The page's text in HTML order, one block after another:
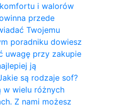
i walorów
przede
Twojemu
poradniku dowiesz
uwagę przy zakupie
ją
są rodzaje sof?
w wielu różnych
Z nami możesz